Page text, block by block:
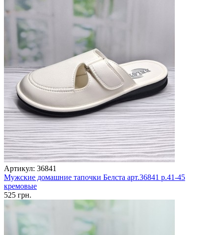
Артикул: 36841
Мужские домашние тапочки Белста арт.36841 р.41-45
кремовые
525 грн.